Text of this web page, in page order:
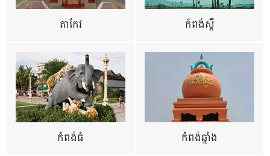
តាកែវ កំពង់ស្ពឺ
កំពង់ធំ កំពង់ឆ្នាំង